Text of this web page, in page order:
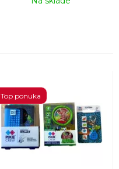
Top ponuka